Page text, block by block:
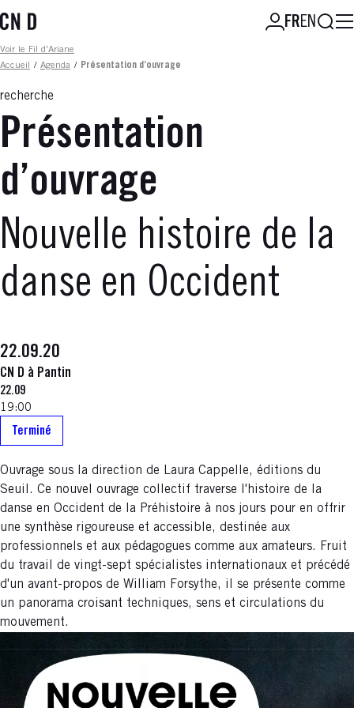
au
principal
FREN
Fil d'ariane
Voir le Fil d'Ariane
Accueil
/ Agenda / Présentation d’ouvrage
recherche
Présentation
d’ouvrage
Nouvelle histoire de la
danse en Occident
22.09.20
CN D à Pantin
22.09
19:00
Terminé
Ouvrage sous la direction de Laura Cappelle, éditions du
Seuil. Ce nouvel ouvrage collectif traverse l'histoire de la
danse en Occident de la Préhistoire à nos jours pour en offrir
une synthèse rigoureuse et accessible, destinée aux
professionnels et aux pédagogues comme aux amateurs. Fruit
du travail de vingt-sept spécialistes internationaux et précédé
d'un avant-propos de William Forsythe, il se présente comme
un panorama croisant techniques, sens et circulations du
mouvement.